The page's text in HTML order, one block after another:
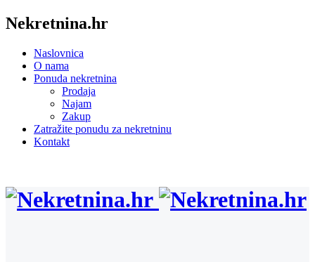
Nekretnina.hr
Naslovnica
O nama
Ponuda nekretnina
Prodaja
Najam
Zakup
Zatražite ponudu za nekretninu
Kontakt